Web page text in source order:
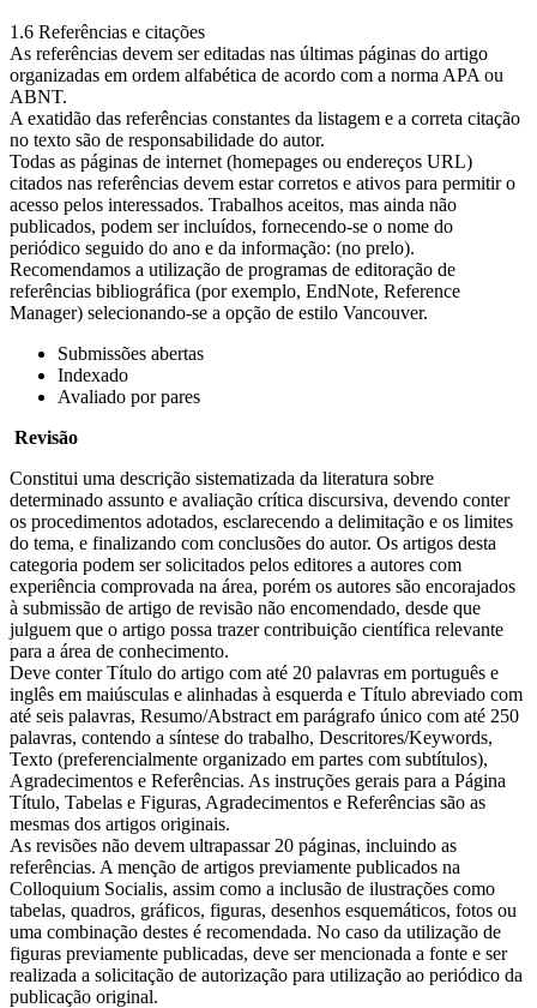
1.6 Referências e citações
As referências devem ser editadas nas últimas páginas do artigo
organizadas em ordem alfabética de acordo com a norma APA ou
ABNT.
A exatidão das referências constantes da listagem e a correta citação
no texto são de responsabilidade do autor.
Todas as páginas de internet (homepages ou endereços URL)
citados nas referências devem estar corretos e ativos para permitir o
acesso pelos interessados. Trabalhos aceitos, mas ainda não
publicados, podem ser incluídos, fornecendo-se o nome do
periódico seguido do ano e da informação: (no prelo).
Recomendamos a utilização de programas de editoração de
referências bibliográfica (por exemplo, EndNote, Reference
Manager) selecionando-se a opção de estilo Vancouver.
Submissões abertas
Indexado
Avaliado por pares
Revisão
Constitui uma descrição sistematizada da literatura sobre
determinado assunto e avaliação crítica discursiva, devendo conter
os procedimentos adotados, esclarecendo a delimitação e os limites
do tema, e finalizando com conclusões do autor. Os artigos desta
categoria podem ser solicitados pelos editores a autores com
experiência comprovada na área, porém os autores são encorajados
à submissão de artigo de revisão não encomendado, desde que
julguem que o artigo possa trazer contribuição científica relevante
para a área de conhecimento.
Deve conter Título do artigo com até 20 palavras em português e
inglês em maiúsculas e alinhadas à esquerda e Título abreviado com
até seis palavras, Resumo/Abstract em parágrafo único com até 250
palavras, contendo a síntese do trabalho, Descritores/Keywords,
Texto (preferencialmente organizado em partes com subtítulos),
Agradecimentos e Referências. As instruções gerais para a Página
Título, Tabelas e Figuras, Agradecimentos e Referências são as
mesmas dos artigos originais.
As revisões não devem ultrapassar 20 páginas, incluindo as
referências. A menção de artigos previamente publicados na
Colloquium Socialis, assim como a inclusão de ilustrações como
tabelas, quadros, gráficos, figuras, desenhos esquemáticos, fotos ou
uma combinação destes é recomendada. No caso da utilização de
figuras previamente publicadas, deve ser mencionada a fonte e ser
realizada a solicitação de autorização para utilização ao periódico da
publicação original.